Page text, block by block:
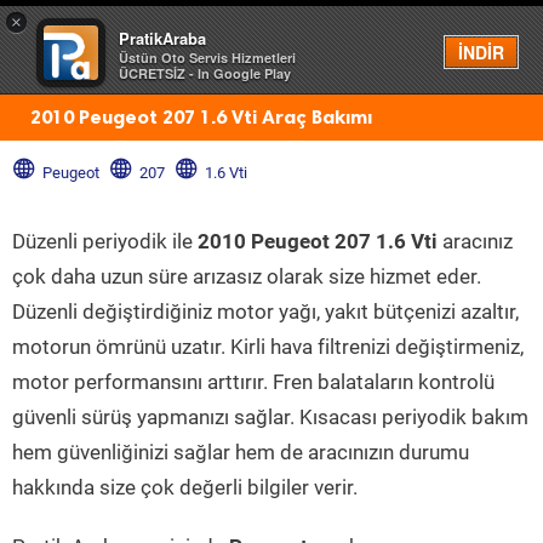
×
PratikAraba
Üstün Oto Servis Hizmetleri
ÜCRETSİZ - In Google Play
İNDİR
Menü
2010 Peugeot 207 1.6 Vti Araç Bakımı
Peugeot 207 1.6 Vti
Düzenli periyodik ile 2010 Peugeot 207 1.6 Vti aracınız
çok daha uzun süre arızasız olarak size hizmet eder.
Düzenli değiştirdiğiniz motor yağı, yakıt bütçenizi azaltır,
motorun ömrünü uzatır. Kirli hava filtrenizi değiştirmeniz,
motor performansını arttırır. Fren balataların kontrolü
güvenli sürüş yapmanızı sağlar. Kısacası periyodik bakım
hem güvenliğinizi sağlar hem de aracınızın durumu
hakkında size çok değerli bilgiler verir.